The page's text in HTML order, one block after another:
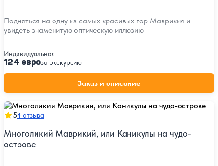
Подняться на одну из самых красивых гор Маврикия и
увидеть знаменитую оптическую иллюзию
Индивидуальная
124 евроза экскурсию
Заказ и описание
54 отзыва
Многоликий Маврикий, или Каникулы на чудо-
острове